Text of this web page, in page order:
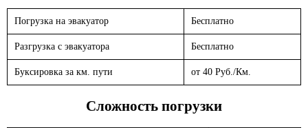
Погрузка на эвакуатор Бесплатно
Разгрузка с эвакуатора Бесплатно
Буксировка за км. пути от 40 Руб./Км.
Сложность погрузки